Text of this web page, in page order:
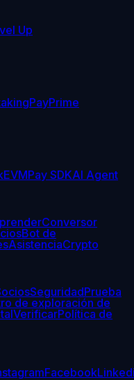
Up
PayPrime
Pay SDKAI Agent
Conversor
Bot de
AsistenciaCrypto
SeguridadPrueba
de exploración de
VerificarPolítica de
Facebook